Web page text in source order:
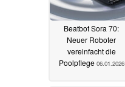
Beatbot Sora 70:
Neuer Roboter
vereinfacht die
Poolpflege 06.01.2026